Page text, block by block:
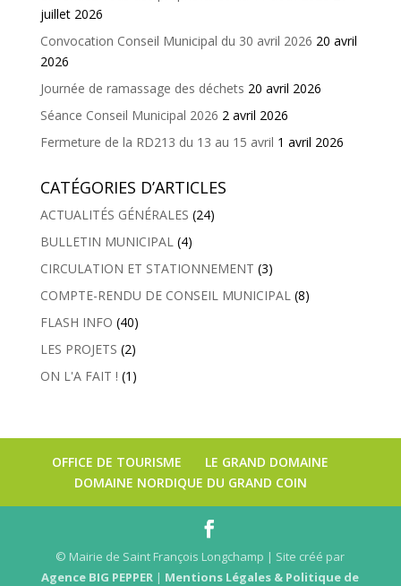
juillet 2026
Convocation Conseil Municipal du 30 avril 2026 20 avril
2026
Journée de ramassage des déchets 20 avril 2026
Séance Conseil Municipal 2026 2 avril 2026
Fermeture de la RD213 du 13 au 15 avril 1 avril 2026
CATÉGORIES D’ARTICLES
ACTUALITÉS GÉNÉRALES (24)
BULLETIN MUNICIPAL(4)
CIRCULATION ET STATIONNEMENT (3)
COMPTE-RENDU DE CONSEIL MUNICIPAL(8)
FLASH INFO (40)
LES PROJETS (2)
ON L'A FAIT ! (1)
OFFICE DE TOURISME
LE GRAND DOMAINE
DOMAINE NORDIQUE DU GRAND COIN
© Mairie de Saint François Longchamp | Site créé par
Agence BIG PEPPER | Mentions Légales & Politique de